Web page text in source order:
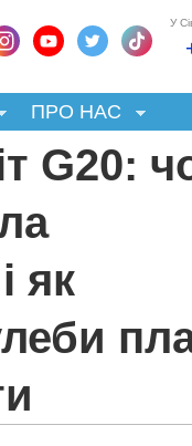
У
ПРО НАС
G20:
як